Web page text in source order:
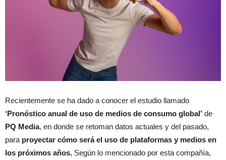
Recientemente se ha dado a conocer el estudio llamado
‘Pronóstico anual de uso de medios de consumo global’ de
PQ Media, en donde se retoman datos actuales y del pasado,
para proyectar cómo será el uso de plataformas y medios en
los próximos años. Según lo mencionado por esta compañía,